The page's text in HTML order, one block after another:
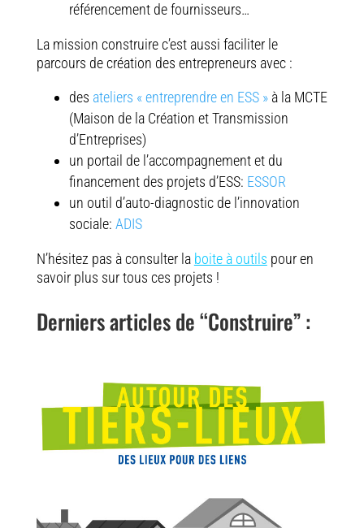
référencement de fournisseurs…
La mission construire c’est aussi faciliter le
parcours de création des entrepreneurs avec :
des ateliers « entreprendre en ESS »à la MCTE
(Maison de la Création et Transmission
d’Entreprises)
un portail de l’accompagnement et du
financement des projets d’ESS: ESSOR
un outil d’auto-diagnostic de l’innovation
sociale: ADIS
N’hésitez pas à consulter la boite à outils pour en
savoir plus sur tous ces projets !
Derniers articles de “Construire” :